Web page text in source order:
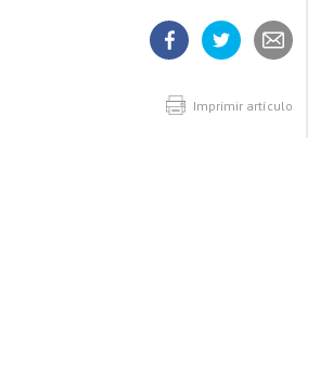
en
FacebookTwitter
Imprimir artículo